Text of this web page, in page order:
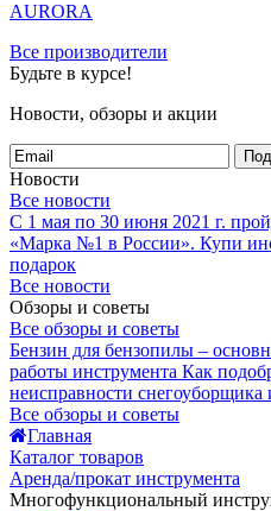
AURORA
Все производители
Будьте в курсе!
Новости, обзоры и акции
Новости
Все новости
С 1 мая по 30 июня 2021 г.
«Марка №1 в России». Купи
подарок
Все новости
Обзоры и советы
Все обзоры и советы
Бензин для бензопилы –
работы инструмента Как
неисправности снегоуборщика
Все обзоры и советы
Главная
Каталог товаров
Аренда/прокат инструмента
Многофункциональный